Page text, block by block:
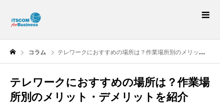
コラム テレワークにおすすめの場所は？作業場所別のメリット・デメリットを紹介
テレワークにおすすめの場所は？作業場
所別のメリット・デメリットを紹介